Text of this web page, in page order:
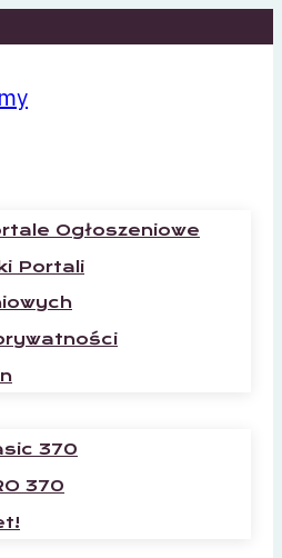
Ogłoszeniowe
Portali
370
370